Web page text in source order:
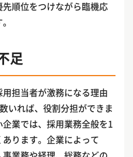
順位をつけながら臨機応
足
担当者が激務になる理由
いれば、役割分担ができま
業では、採用業務全般を1
ります。企業によって